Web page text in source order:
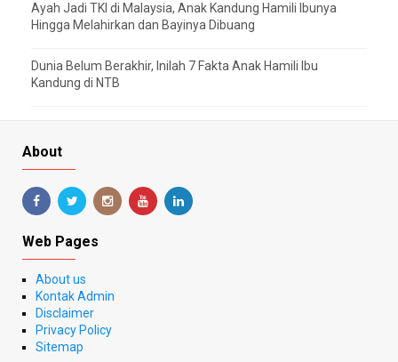
Ayah Jadi TKI di Malaysia, Anak Kandung Hamili Ibunya
Hingga Melahirkan dan Bayinya Dibuang
Dunia Belum Berakhir, Inilah 7 Fakta Anak Hamili Ibu
Kandung di NTB
About
Web Pages
About us
Kontak Admin
Disclaimer
Privacy Policy
Sitemap